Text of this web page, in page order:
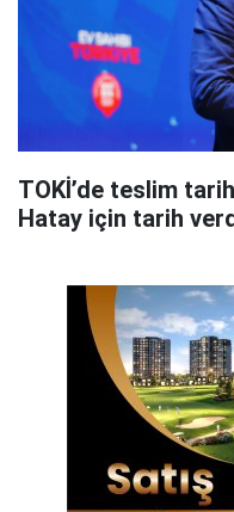
TOKİ’de teslim
Hatay için tarih